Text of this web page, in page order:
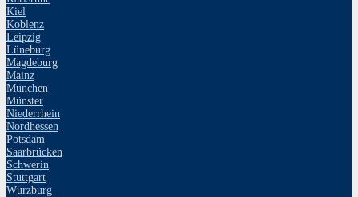
Kiel
Koblenz
Leipzig
Lüneburg
Magdeburg
Mainz
München
Münster
Niederrhein
Nordhessen
Potsdam
Saarbrücken
Schwerin
Stuttgart
Würzburg